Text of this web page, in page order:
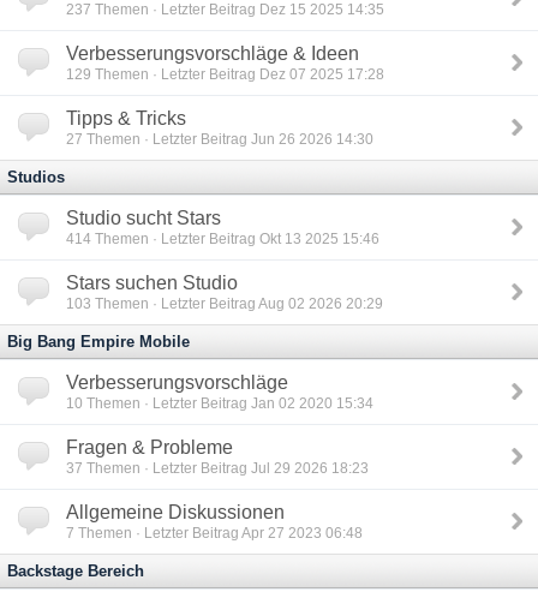
237 Themen · Letzter Beitrag Dez 15 2025 14:35
Verbesserungsvorschläge & Ideen
129 Themen · Letzter Beitrag Dez 07 2025 17:28
Tipps & Tricks
27 Themen · Letzter Beitrag Jun 26 2026 14:30
Studios
Studio sucht Stars
414 Themen · Letzter Beitrag Okt 13 2025 15:46
Stars suchen Studio
103 Themen · Letzter Beitrag Aug 02 2026 20:29
Big Bang Empire Mobile
Verbesserungsvorschläge
10 Themen · Letzter Beitrag Jan 02 2020 15:34
Fragen & Probleme
37 Themen · Letzter Beitrag Jul 29 2026 18:23
Allgemeine Diskussionen
7 Themen · Letzter Beitrag Apr 27 2023 06:48
Backstage Bereich